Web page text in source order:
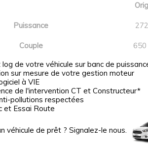
Puissance
Couple 650
de votre véhicule sur banc de
sur mesure de votre gestion moteur
à VIE
de l'intervention CT et Constructeur*
pollutions respectées
et Essai Route
véhicule de prêt ? Signalez-le nous.